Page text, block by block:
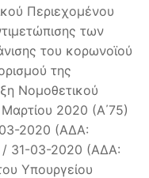
Περιεχομένου
των
του κορωνοϊού
της
Νομοθετικού
2020 (Α΄75)
03-2020 (ΑΔΑ:
31-03-2020 (ΑΔΑ:
Υπουργείου